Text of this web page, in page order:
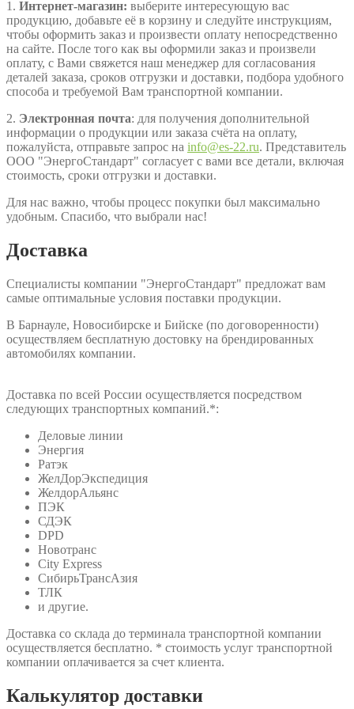
1. Интернет-магазин: выберите интересующую вас
продукцию, добавьте её в корзину и следуйте инструкциям,
чтобы оформить заказ и произвести оплату непосредственно
на сайте. После того как вы оформили заказ и произвели
оплату, с Вами свяжется наш менеджер для согласования
деталей заказа, сроков отгрузки и доставки, подбора удобного
способа и требуемой Вам транспортной компании.
2. Электронная почта: для получения дополнительной
информации о продукции или заказа счёта на оплату,
пожалуйста, отправьте запрос на info@es-22.ru. Представитель
ООО "ЭнергоСтандарт" согласует с вами все детали, включая
стоимость, сроки отгрузки и доставки.
Для нас важно, чтобы процесс покупки был максимально
удобным. Спасибо, что выбрали нас!
Доставка
Специалисты компании "ЭнергоСтандарт" предложат вам
самые оптимальные условия поставки продукции.
В Барнауле, Новосибирске и Бийске (по договоренности)
осуществляем бесплатную достовку на брендированных
автомобилях компании.
Доставка по всей России осуществляется посредством
следующих транспортных компаний.*:
Деловые линии
Энергия
Ратэк
ЖелДорЭкспедиция
ЖелдорАльянс
ПЭК
СДЭК
DPD
Новотранс
City Express
СибирьТрансАзия
ТЛК
и другие.
Доставка со склада до терминала транспортной компании
осуществляется бесплатно. * стоимость услуг транспортной
компании оплачивается за счет клиента.
Калькулятор доставки